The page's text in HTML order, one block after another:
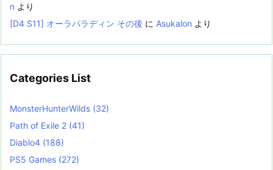
n より
[D4 S11] オーラパラディン その後 に Asukalon より
Categories List
MonsterHunterWilds (32)
Path of Exile 2 (41)
Diablo4 (188)
PS5 Games (272)